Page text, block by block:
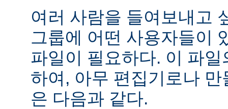
여러 사람을 들여보내고
그룹에 어떤 사용자들이
파일이 필요하다. 이 파
하여, 아무 편집기로나
은 다음과 같다.